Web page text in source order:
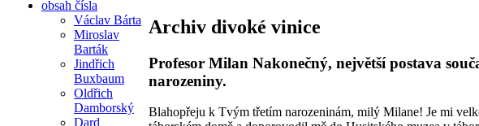
obsah čísla
Václav Bárta
Miroslav
Barták
Jindřich
Buxbaum
Oldřich
Damborský
Dard
Archiv divoké vinice
Profesor Milan Nakonečný, největší postava
narozeniny.
Blahopřeju k Tvým třetím narozeninám, milý Milane! Je mi